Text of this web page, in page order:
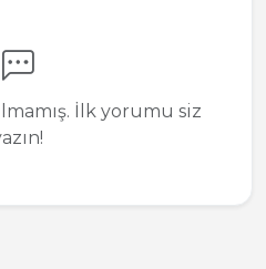
İlk yorumu siz